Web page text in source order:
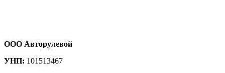
ООО Авторулевой
УНП: 101513467